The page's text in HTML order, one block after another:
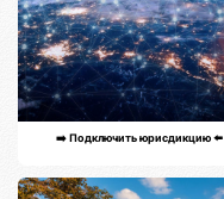
➡️ Подключить юрисдикцию ⬅️